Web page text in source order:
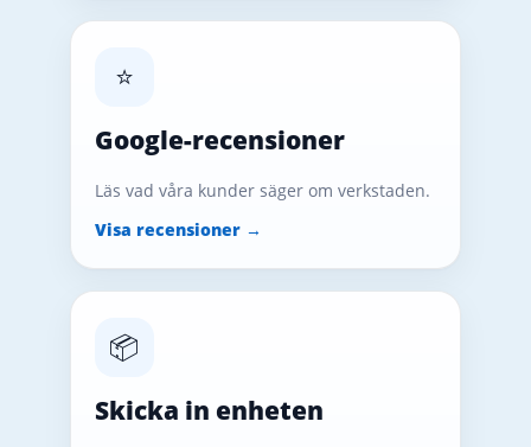
⭐
Google-recensioner
Läs vad våra kunder säger om verkstaden.
Visa recensioner →
📦
Skicka in enheten